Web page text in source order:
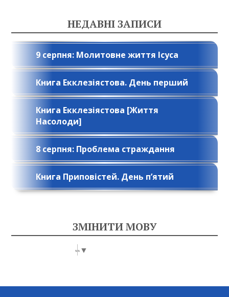
НЕДАВНІ ЗАПИСИ
9 серпня: Молитовне життя Ісуса
Книга Екклезіястова. День перший
Книга Екклезіястова [Життя
Насолоди]
8 серпня: Проблема страждання
Книга Приповістей. День п’ятий
ЗМІНИТИ МОВУ
Select Language ▼